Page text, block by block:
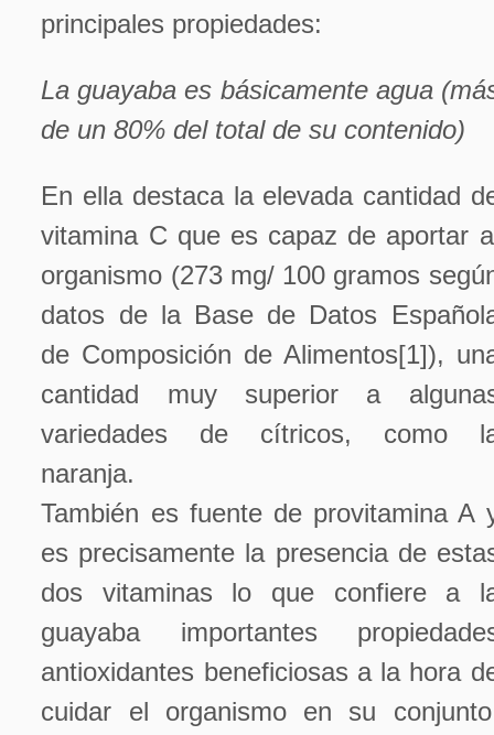
principales propiedades:
La guayaba es básicamente agua
de un 80% del total de su contenido)
En ella destaca la elevada cantidad
vitamina C que es capaz de aportar
organismo (273 mg/ 100 gramos
datos de la Base de Datos
de Composición de Alimentos[1]),
cantidad muy superior a
variedades de cítricos, como
naranja.
También es fuente de provitamina A
es precisamente la presencia de
dos vitaminas lo que confiere a
guayaba importantes
antioxidantes beneficiosas a la hora
cuidar el organismo en su